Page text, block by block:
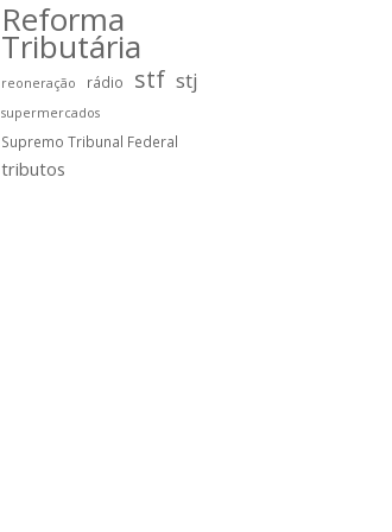
Reforma
Tributária
reoneração rádio stf stj
supermercados
Supremo Tribunal Federal
tributos